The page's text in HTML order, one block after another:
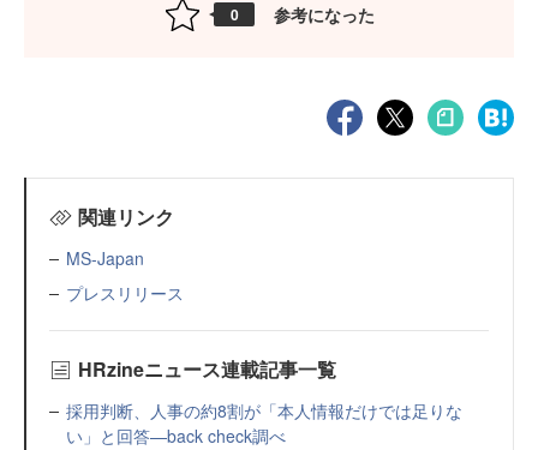
0 参考になった
関連リンク
MS-Japan
プレスリリース
HRzineニュース連載記事一覧
採用判断、人事の約8割が「本人情報だけでは足りな
い」と回答—back check調べ